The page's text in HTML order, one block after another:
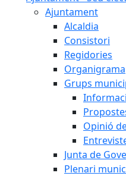
Ajuntament
Alcaldia
Consistori
Regidories
Organigrama
Grups
Opinió
Junta de
Plenari